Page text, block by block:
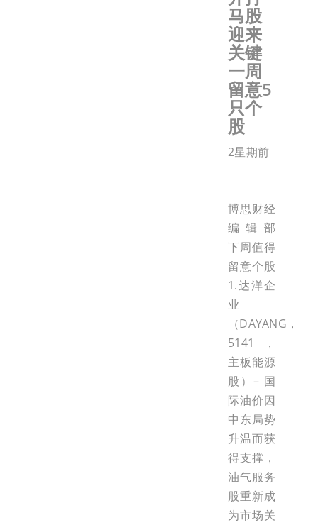
马股
迎来
关键
一周
留意5
只个
股
2星期前
博思财经
编辑部
下周值得
留意个股
1.达洋企
业
（DAYANG，
5141，
主板能源
股）– 国
际油价因
中东局势
升温而获
得支撑，
油气服务
股重新成
为市场关